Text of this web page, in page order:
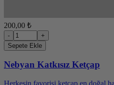
200,00 ₺
-
+
Sepete Ekle
Nebyan Katkısız Ketçap